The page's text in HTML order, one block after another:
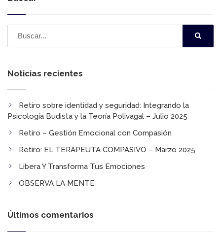
Noticias recientes
Retiro sobre identidad y seguridad:​ Integrando la
Psicología Budista y la Teoría Polivagal​ – Julio 2025
Retiro – Gestión Emocional con Compasión
Retiro: EL TERAPEUTA COMPASIVO​ – Marzo 2025
Libera Y Transforma Tus Emociones​
OBSERVA LA MENTE​
Últimos comentarios